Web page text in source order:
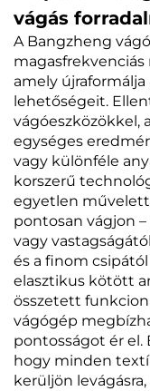
vágás
A Bangzheng
amely
lehetőségeit.
vágóeszközökkel,
egységes
vagy különféle
korszerű
egyetlen
pontosan vágjon
vagy
és a finom
elasztikus kötött
összetett
vágógép
pontosságot ér el.
hogy minden
kerüljön